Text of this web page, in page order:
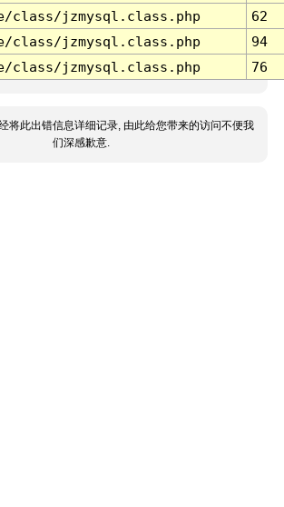
class/jzmysql.class.php
62
class/jzmysql.class.php
94
class/jzmysql.class.php 76
将此出错信息详细记录, 由此给您带来的访问不便我
们深感歉意.